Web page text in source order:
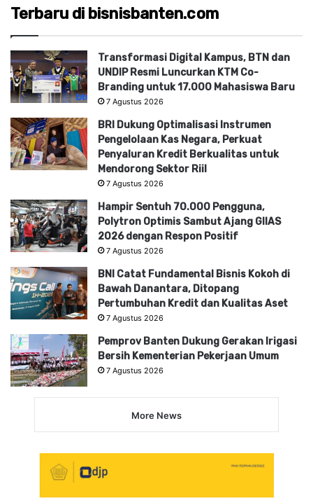
Terbaru di bisnisbanten.com
Transformasi Digital Kampus, BTN dan
UNDIP Resmi Luncurkan KTM Co-
Branding untuk 17.000 Mahasiswa Baru
7 Agustus 2026
BRI Dukung Optimalisasi Instrumen
Pengelolaan Kas Negara, Perkuat
Penyaluran Kredit Berkualitas untuk
Mendorong Sektor Riil
7 Agustus 2026
Hampir Sentuh 70.000 Pengguna,
Polytron Optimis Sambut Ajang GIIAS
2026 dengan Respon Positif
7 Agustus 2026
BNI Catat Fundamental Bisnis Kokoh di
Bawah Danantara, Ditopang
Pertumbuhan Kredit dan Kualitas Aset
7 Agustus 2026
Pemprov Banten Dukung Gerakan Irigasi
Bersih Kementerian Pekerjaan Umum
7 Agustus 2026
More News